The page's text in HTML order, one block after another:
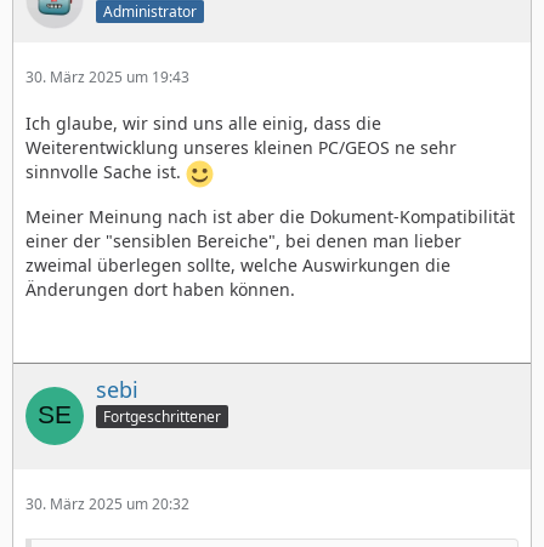
Administrator
30. März 2025 um 19:43
Ich glaube, wir sind uns alle einig, dass die
Weiterentwicklung unseres kleinen PC/GEOS ne sehr
sinnvolle Sache ist.
Meiner Meinung nach ist aber die Dokument-Kompatibilität
einer der "sensiblen Bereiche", bei denen man lieber
zweimal überlegen sollte, welche Auswirkungen die
Änderungen dort haben können.
sebi
Fortgeschrittener
30. März 2025 um 20:32